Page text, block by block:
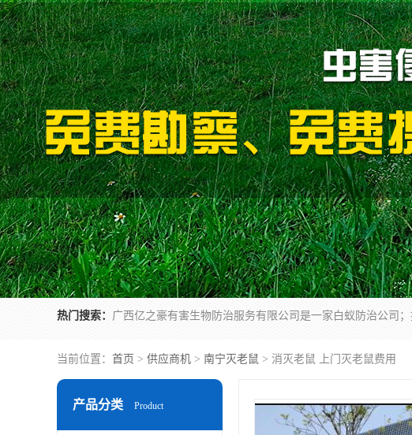
热门搜索：
当前位置： 首页 > 供应商机 > 南宁灭老鼠 > 消灭老鼠 上门灭老鼠费用
产品分类 Product